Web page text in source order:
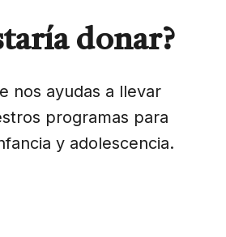
donar?
nos ayudas a llevar
programas para
y adolescencia.